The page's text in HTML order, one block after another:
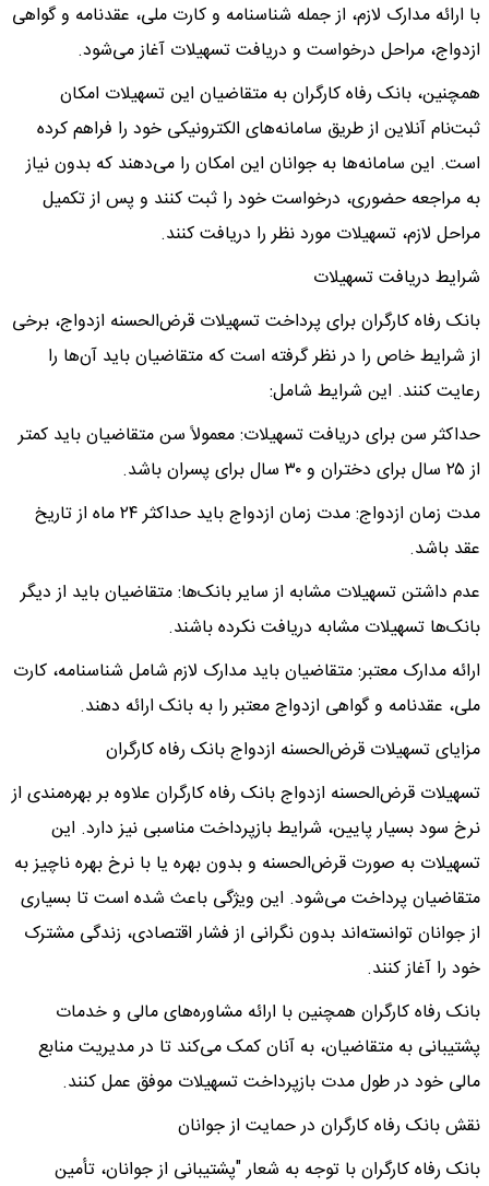
با ارائه مدارک لازم، از جمله شناسنامه و کارت ملی، عقدنامه و گواهی
ازدواج، مراحل درخواست و دریافت تسهیلات آغاز می‌شود.
همچنین، بانک رفاه کارگران به متقاضیان این تسهیلات امکان
ثبت‌نام آنلاین از طریق سامانه‌های الکترونیکی خود را فراهم کرده
است. این سامانه‌ها به جوانان این امکان را می‌دهند که بدون نیاز
به مراجعه حضوری، درخواست خود را ثبت کنند و پس از تکمیل
مراحل لازم، تسهیلات مورد نظر را دریافت کنند.
شرایط دریافت تسهیلات
بانک رفاه کارگران برای پرداخت تسهیلات قرض‌الحسنه ازدواج، برخی
از شرایط خاص را در نظر گرفته است که متقاضیان باید آن‌ها را
رعایت کنند. این شرایط شامل:
حداکثر سن برای دریافت تسهیلات: معمولاً سن متقاضیان باید کمتر
از ۲۵ سال برای دختران و ۳۰ سال برای پسران باشد.
مدت زمان ازدواج: مدت زمان ازدواج باید حداکثر ۲۴ ماه از تاریخ
عقد باشد.
عدم داشتن تسهیلات مشابه از سایر بانک‌ها: متقاضیان باید از دیگر
بانک‌ها تسهیلات مشابه دریافت نکرده باشند.
ارائه مدارک معتبر: متقاضیان باید مدارک لازم شامل شناسنامه، کارت
ملی، عقدنامه و گواهی ازدواج معتبر را به بانک ارائه دهند.
مزایای تسهیلات قرض‌الحسنه ازدواج بانک رفاه کارگران
تسهیلات قرض‌الحسنه ازدواج بانک رفاه کارگران علاوه بر بهره‌مندی از
نرخ سود بسیار پایین، شرایط بازپرداخت مناسبی نیز دارد. این
تسهیلات به صورت قرض‌الحسنه و بدون بهره یا با نرخ بهره ناچیز به
متقاضیان پرداخت می‌شود. این ویژگی باعث شده است تا بسیاری
از جوانان توانسته‌اند بدون نگرانی از فشار اقتصادی، زندگی مشترک
خود را آغاز کنند.
بانک رفاه کارگران همچنین با ارائه مشاوره‌های مالی و خدمات
پشتیبانی به متقاضیان، به آنان کمک می‌کند تا در مدیریت منابع
مالی خود در طول مدت بازپرداخت تسهیلات موفق عمل کنند.
نقش بانک رفاه کارگران در حمایت از جوانان
بانک رفاه کارگران با توجه به شعار "پشتیبانی از جوانان، تأمین